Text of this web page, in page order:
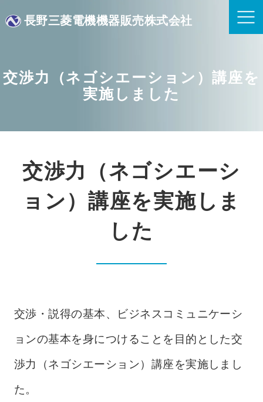
長野三菱電機機器販売株式会社
交渉力（ネゴシエーション）講座を
実施しました
交渉力（ネゴシエーシ
ョン）講座を実施しま
した
交渉・説得の基本、ビジネスコミュニケーシ
ョンの基本を身につけることを目的とした交
渉力（ネゴシエーション）講座を実施しまし
た。